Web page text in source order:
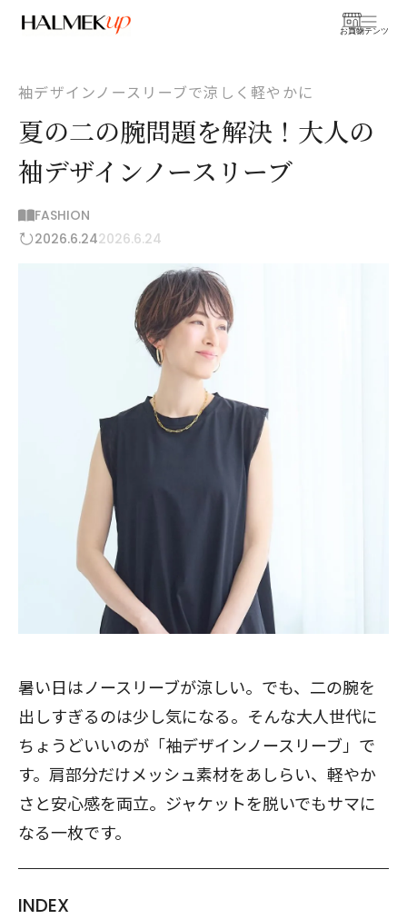
お買物
コンテンツ
袖デザインノースリーブで涼しく軽やかに
夏の二の腕問題を解決！大人の
袖デザインノースリーブ
FASHION
2026.6.242026.6.24
暑い日はノースリーブが涼しい。でも、二の腕を
出しすぎるのは少し気になる。そんな大人世代に
ちょうどいいのが「袖デザインノースリーブ」で
す。肩部分だけメッシュ素材をあしらい、軽やか
さと安心感を両立。ジャケットを脱いでもサマに
なる一枚です。
INDEX